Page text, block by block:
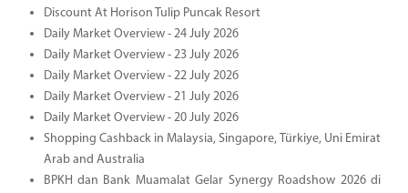
Discount At Horison Tulip Puncak Resort
Daily Market Overview - 24 July 2026
Daily Market Overview - 23 July 2026
Daily Market Overview - 22 July 2026
Daily Market Overview - 21 July 2026
Daily Market Overview - 20 July 2026
Shopping Cashback in Malaysia, Singapore, Türkiye, Uni Emirat
Arab and Australia
BPKH dan Bank Muamalat Gelar Synergy Roadshow 2026 di